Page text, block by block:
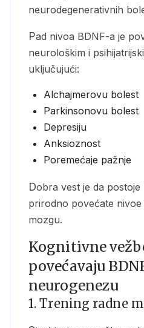
neurodegenerativnih
Pad nivoa BDNF-a je povezan sa različitim
neurološkim i
uključujući:
Alchajmerovu bolest
Parkinsonovu bolest
Depresiju
Anksioznost
Poremećaje pažnje
Dobra vest je da postoje brojni načini da
prirodno povećate
mozgu.
Kognitivne
povećavaju
neurogenezu
1. Trening radne